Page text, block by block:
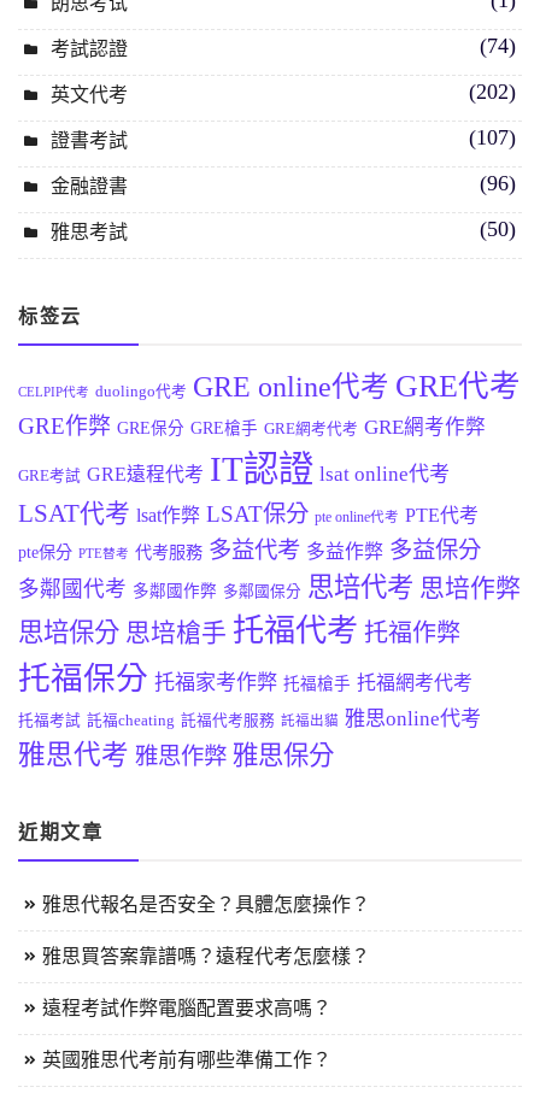
考試認證 (74)
英文代考 (202)
證書考試 (107)
金融證書 (96)
雅思考試 (50)
标签云
CELPIP代考 duolingo代考 GRE online代考 GRE代考
GRE作弊 GRE保分 GRE槍手 GRE網考代考 GRE網考作弊
GRE考試 GRE遠程代考 IT認證 lsat online代考
LSAT代考 lsat作弊 LSAT保分 pte online代考 PTE代考
pte保分 PTE替考 代考服務 多益代考 多益作弊 多益保分
多鄰國代考 多鄰國作弊 多鄰國保分 思培代考 思培作弊
思培保分 思培槍手 托福代考 托福作弊
托福保分 托福家考作弊 托福槍手 托福網考代考
托福考試 託福cheating 託福代考服務 託福出貓 雅思online代考
雅思代考 雅思作弊 雅思保分
近期文章
雅思代報名是否安全？具體怎麼操作？
雅思買答案靠譜嗎？遠程代考怎麼樣？
遠程考試作弊電腦配置要求高嗎？
英國雅思代考前有哪些準備工作？